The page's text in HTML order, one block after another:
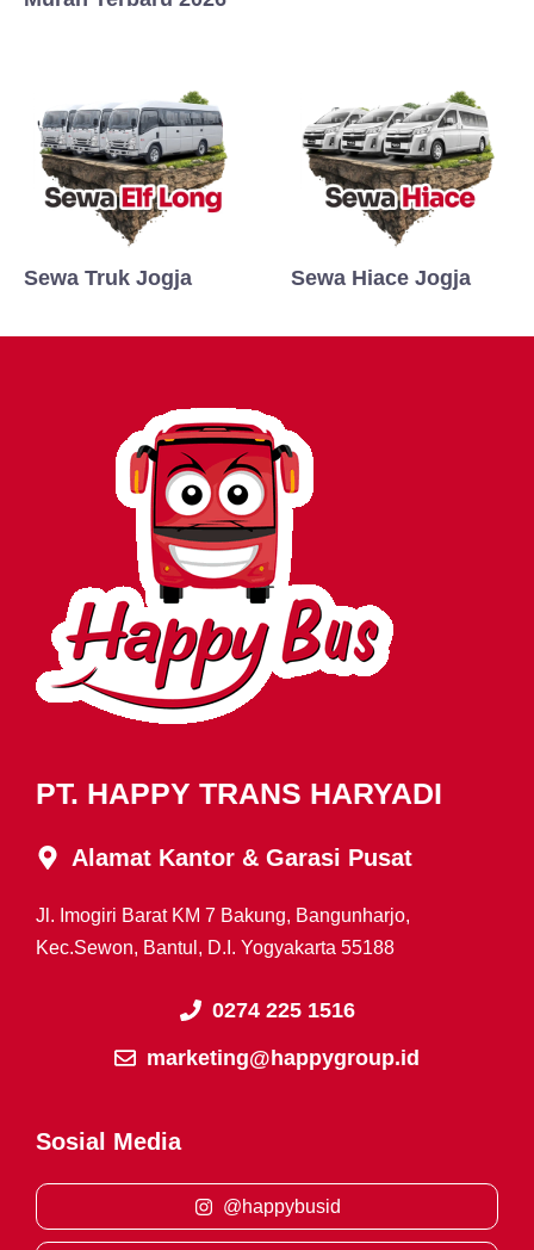
Sewa Truk Jogja Sewa Hiace Jogja
PT. HAPPY TRANS HARYADI
Alamat Kantor & Garasi Pusat
Jl. Imogiri Barat KM 7 Bakung, Bangunharjo,
Kec.Sewon, Bantul, D.I. Yogyakarta 55188
0274 225 1516
marketing@happygroup.id
Sosial Media
@happybusid